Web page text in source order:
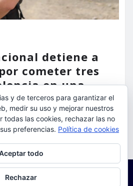
detiene a
cometer tres
en una
Ago 7, 2026
y de terceros para garantizar el
medir su uso y mejorar nuestros
todas las cookies, rechazar las no
preferencias. Política de cookies
todo
Rechazar
incluido cómo gestionar las cookies,